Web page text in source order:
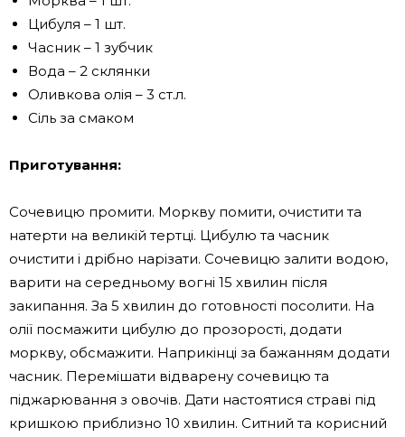
Цибуля – 1 шт.
Часник – 1 зубчик
Вода – 2 склянки
Оливкова олія – ​​3 ст.л.
Сіль за смаком
Приготування:
Сочевицю промити. Моркву помити, очистити та
натерти на великій тертці. Цибулю та часник
очистити і дрібно нарізати. Сочевицю залити водою,
варити на середньому вогні 15 хвилин після
закипання. За 5 хвилин до готовності посолити. На
олії посмажити цибулю до прозорості, додати
моркву, обсмажити. Наприкінці за бажанням додати
часник. Перемішати відварену сочевицю та
піджарювання з овочів. Дати настоятися страві під
кришкою приблизно 10 хвилин. Ситний та корисний